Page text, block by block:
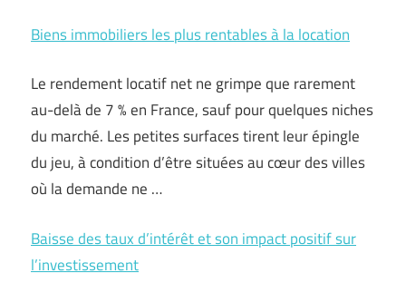
Biens immobiliers les plus rentables à la location
Le rendement locatif net ne grimpe que rarement
au-delà de 7 % en France, sauf pour quelques niches
du marché. Les petites surfaces tirent leur épingle
du jeu, à condition d’être situées au cœur des villes
où la demande ne …
Baisse des taux d’intérêt et son impact positif sur
l’investissement